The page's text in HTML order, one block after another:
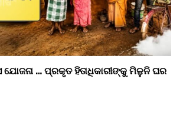
ଯୋଜନା … ପ୍ରକୃତ ହିତାଧିକାରୀଙ୍କୁ ମିଳୁନି ଘର